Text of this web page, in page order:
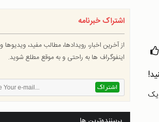
یک
اشتراک خبرنامه
از آخرین اخبار، رویدادها، مطالب مفید، ویدیوها و
اینفوگراف ها به راحتی و به موقع مطلع شوید.